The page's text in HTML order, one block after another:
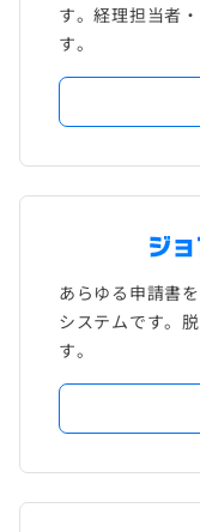
す。経理担当者
す。
あらゆる申請書
システムです。
す。